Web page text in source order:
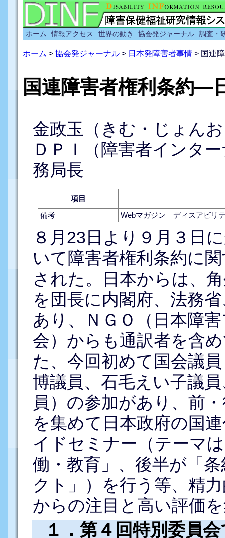
ホーム 情報アクセス 世界の動き 協会発ジャーナル 調査・
ホーム > 協会発ジャーナル> 日本発障害者事情> 国連
国連障害者権利条約―
金政玉（きむ・じょん
ＤＰＩ（障害者インタ
務局長
項目
備考
Webマガジン ディスアビリ
８月23日より９月３日
いて障害者権利条約に
された。日本からは、
を団長に内閣府、法務
あり、ＮＧＯ（日本障
会）からも通訳者を含
た、今回初めて国会議
博議員、石毛えい子議
員）の参加があり、前
を集めて日本政府の国
イドセミナー（テーマ
働・教育」、後半が「
クト」）を行う等、精
からの注目と高い評価
１．第４回特別委員